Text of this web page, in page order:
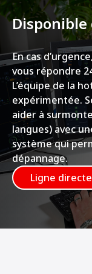
Disponible
En cas
vous répondre
L’équipe de la
expérimentée.
aider à
langues) avec
système qui
dépannage.
Ligne directe